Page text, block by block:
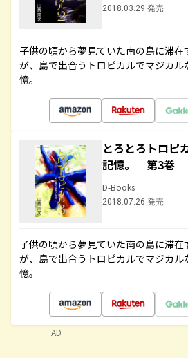
2018.03.29 発売
子供の頃から夢見ていた南の島に滞
が、島で出合うトロピカルでマジカ
憶。
とろとろトロピ
記憶。 第3巻
D-Books
2018.07.26 発売
子供の頃から夢見ていた南の島に滞
が、島で出合うトロピカルでマジカ
憶。
AD